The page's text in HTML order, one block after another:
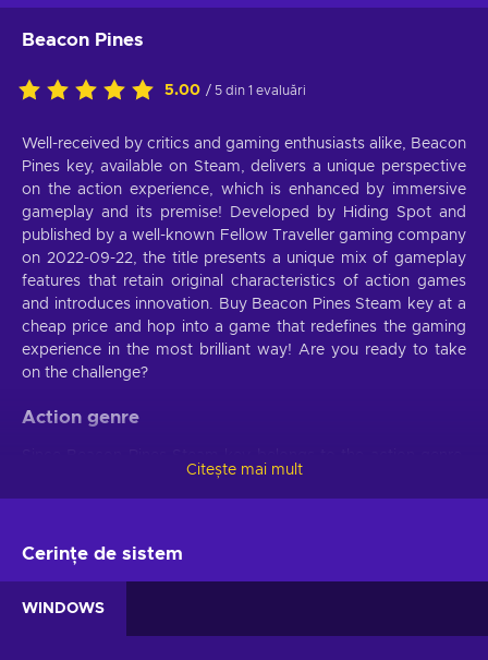
Beacon Pines
5.00 / 5 din 1 evaluări
Well-received by critics and gaming enthusiasts alike, Beacon
Pines key, available on Steam, delivers a unique perspective
on the action experience, which is enhanced by immersive
gameplay and its premise! Developed by Hiding Spot and
published by a well-known Fellow Traveller gaming company
on 2022-09-22, the title presents a unique mix of gameplay
features that retain original characteristics of action games
and introduces innovation. Buy Beacon Pines Steam key at a
cheap price and hop into a game that redefines the gaming
experience in the most brilliant way! Are you ready to take
on the challenge?
Action genre
players can expect a variety of tests of physical skills. The
presented storyline is full of intense combat in a fast-paced
the best of the best in fighting your enemies, you’ll need to
boost your reflexes, reaction time as well as hand-eye
you’re not yet the best, this game will help you develop
valuable traits. Who says video games are about expanding
Citește mai mult
Cerințe de sistem
WINDOWS